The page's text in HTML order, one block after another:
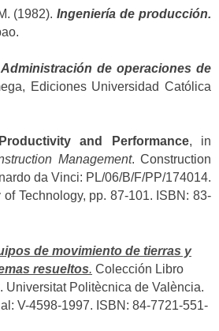
(1982).Ingeniería de producción.
Administración de operaciones de
Ediciones Universidad Católica
Productivity and Performance, in
Management. Construction
da Vinci: PL/06/B/F/PP/174014.
Technology, pp. 87-101. ISBN: 83-
de movimiento de tierras y
resueltos. Colección Libro
Universitat Politècnica de València.
V-4598-1997. ISBN: 84-7721-551-